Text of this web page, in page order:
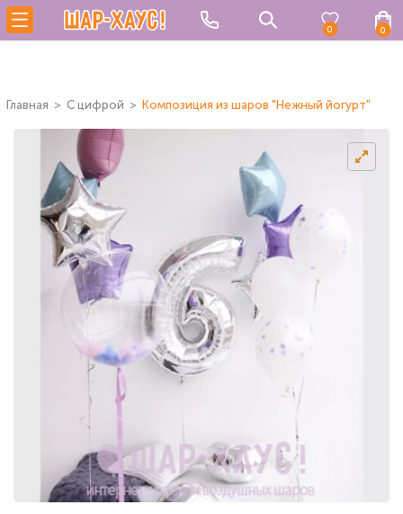
0 0
Главная C цифрой Композиция из шаров "Нежный йогурт"